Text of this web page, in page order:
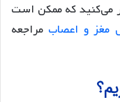
می‌کنید که ممکن است
و اعصاب مراجعه